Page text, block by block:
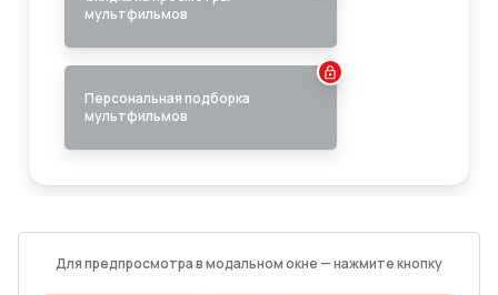
Для предпросмотра в модальном окне — нажмите кнопку